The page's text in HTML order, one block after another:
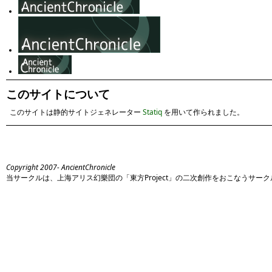
このサイトについて
このサイトは静的サイトジェネレーター Statiq を用いて作られました。
Copyright 2007- AncientChronicle
当サークルは、上海アリス幻樂団の「東方Project」の二次創作をおこなうサーク